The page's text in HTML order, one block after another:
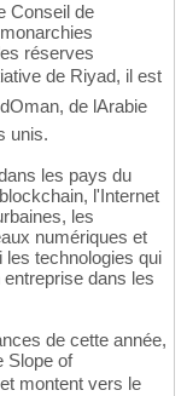
Conseil de
réserves
de Riyad, il est
de lArabie
unis.
les pays du
l'Internet
les
numériques et
technologies qui
dans les
de cette année,
Slope of
montent vers le